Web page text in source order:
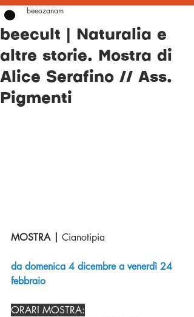
beecult | Naturalia e
altre storie. Mostra di
Alice Serafino // Ass.
Pigmenti
beeozanam
MOSTRA | Cianotipia
da domenica 4 dicembre a venerdì 24
febbraio
ORARI MOSTRA: